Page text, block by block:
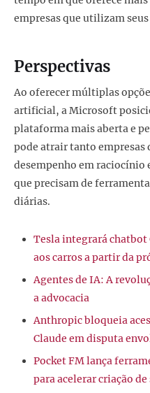
empresas que utilizam
Perspectivas
Ao oferecer múltiplas
artificial, a Microsoft
plataforma mais aberta e
pode atrair tanto empresas
desempenho em raciocínio
que precisam de
diárias.
Tesla integrará
aos carros a partir da
Agentes de IA: A
a advocacia
Anthropic bloqueia
Claude em disputa
Pocket FM lança
para acelerar criação